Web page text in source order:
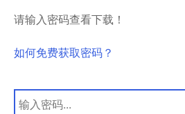
请输入密码查看下载！
如何免费获取密码？